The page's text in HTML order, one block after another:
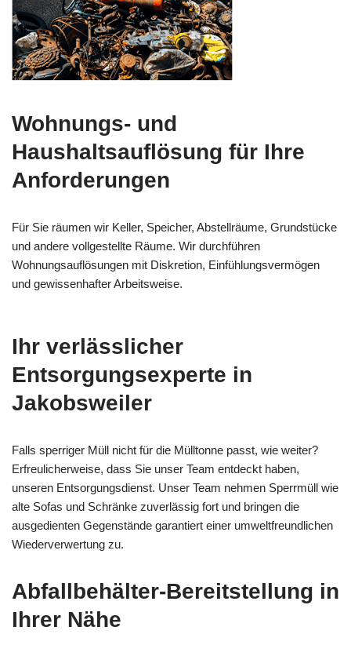
Wohnungs- und
Haushaltsauflösung für Ihre
Anforderungen
Für Sie räumen wir Keller, Speicher, Abstellräume, Grundstücke
und andere vollgestellte Räume. Wir durchführen
Wohnungsauflösungen mit Diskretion, Einfühlungsvermögen
und gewissenhafter Arbeitsweise.
Ihr verlässlicher
Entsorgungsexperte in
Jakobsweiler
Falls sperriger Müll nicht für die Mülltonne passt, wie weiter?
Erfreulicherweise, dass Sie unser Team entdeckt haben,
unseren Entsorgungsdienst. Unser Team nehmen Sperrmüll wie
alte Sofas und Schränke zuverlässig fort und bringen die
ausgedienten Gegenstände garantiert einer umweltfreundlichen
Wiederverwertung zu.
Abfallbehälter-Bereitstellung in
Ihrer Nähe